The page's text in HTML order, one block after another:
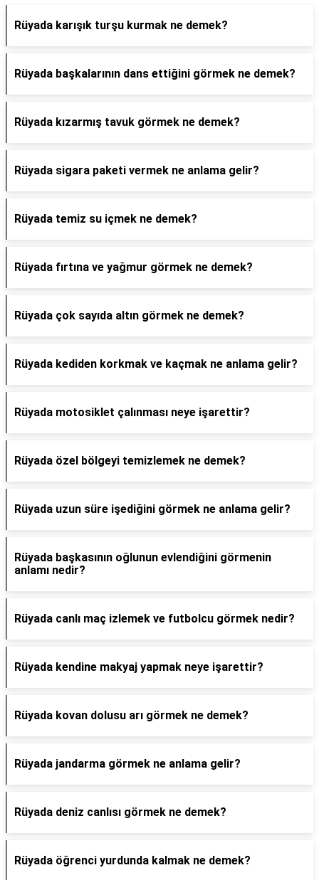
Rüyada karışık turşu kurmak ne demek?
Rüyada başkalarının dans ettiğini görmek ne demek?
Rüyada kızarmış tavuk görmek ne demek?
Rüyada sigara paketi vermek ne anlama gelir?
Rüyada temiz su içmek ne demek?
Rüyada fırtına ve yağmur görmek ne demek?
Rüyada çok sayıda altın görmek ne demek?
Rüyada kediden korkmak ve kaçmak ne anlama gelir?
Rüyada motosiklet çalınması neye işarettir?
Rüyada özel bölgeyi temizlemek ne demek?
Rüyada uzun süre işediğini görmek ne anlama gelir?
Rüyada başkasının oğlunun evlendiğini görmenin
anlamı nedir?
Rüyada canlı maç izlemek ve futbolcu görmek nedir?
Rüyada kendine makyaj yapmak neye işarettir?
Rüyada kovan dolusu arı görmek ne demek?
Rüyada jandarma görmek ne anlama gelir?
Rüyada deniz canlısı görmek ne demek?
Rüyada öğrenci yurdunda kalmak ne demek?